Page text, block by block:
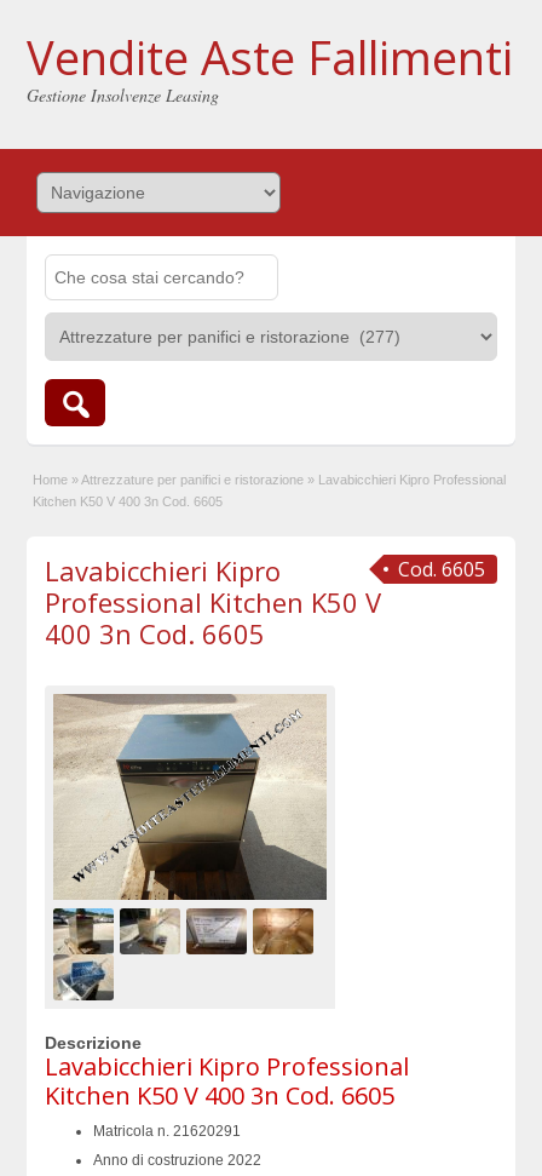
Vendite Aste Fallimenti
Gestione Insolvenze Leasing
Home » Attrezzature per panifici e ristorazione » Lavabicchieri Kipro Professional
Kitchen K50 V 400 3n Cod. 6605
Cod. 6605
Lavabicchieri Kipro
Professional Kitchen K50 V
400 3n Cod. 6605
Descrizione
Lavabicchieri Kipro Professional
Kitchen K50 V 400 3n Cod. 6605
Matricola n. 21620291
Anno di costruzione 2022